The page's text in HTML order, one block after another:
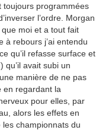
toujours programmées
l’ordre. Morgan
moi et a tout fait
à rebours j’ai entendu
qu’il refasse surface et
qu’il avait subi un
manière de ne pas
en regardant la
pour elles, par
alors les effets en
les championnats du